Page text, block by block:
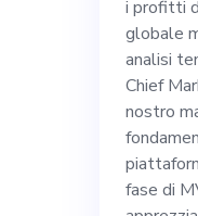
i profitti
globale
analisi
Chief
nostro
fase di